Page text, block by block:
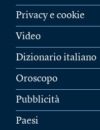
Privacy e cookie
Video
Dizionario italiano
Oroscopo
Pubblicità
Paesi